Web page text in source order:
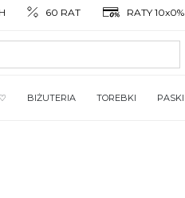
60 RAT RATY 10x0%
BIŻUTERIA TOREBKI PASKI